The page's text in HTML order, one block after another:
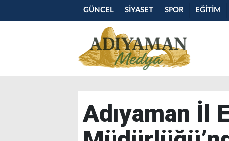
GÜNCEL SİYASET SPOR EĞİTİM
Adıyaman İl